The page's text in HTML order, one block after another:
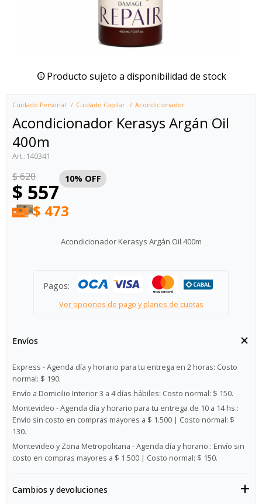
Producto sujeto a disponibilidad de stock
Cuidado Personal Cuidado Capilar Acondicionador
Acondicionador Kerasys Argán Oil
400m
140341
$ 557
$620 10
$ 473
Acondicionador Kerasys Argán Oil 400m
Pagos:
Ver opciones de pago y planes de cuotas
Envíos
Express - Agenda día y horario para tu entrega en 2 horas: Costo
normal: $ 190.
Envío a Domicilio Interior 3 a 4 días hábiles: Costo normal: $ 150.
Montevideo - Agenda día y horario para tu entrega de 10 a 14 hs.:
Envío sin costo en compras mayores a $ 1.500 | Costo normal: $
130.
Montevideo y Zona Metropolitana - Agenda día y horario.: Envío sin
costo en compras mayores a $ 1.500 | Costo normal: $ 150.
Cambios y devoluciones